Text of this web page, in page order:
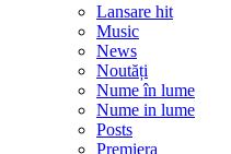
Lansare hit
Music
News
Noutăți
Nume în lume
Nume in lume
Posts
Premiera